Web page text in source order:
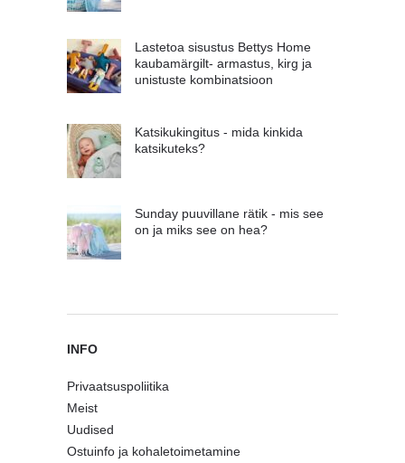
Lastetoa sisustus Bettys Home
kaubamärgilt- armastus, kirg ja
unistuste kombinatsioon
Katsikukingitus - mida kinkida
katsikuteks?
Sunday puuvillane rätik - mis see
on ja miks see on hea?
INFO
Privaatsuspoliitika
Meist
Uudised
Ostuinfo ja kohaletoimetamine